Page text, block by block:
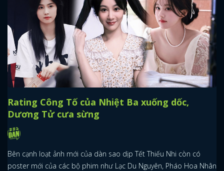
Rating Công Tố của Nhiệt Ba xuống dốc,
Dương Tử cưa sừng
Bên cạnh loạt ảnh mới của dàn sao dịp Tết Thiếu Nhi còn có
poster mới của các bộ phim như Lạc Du Nguyên, Pháo Hoa Nhân